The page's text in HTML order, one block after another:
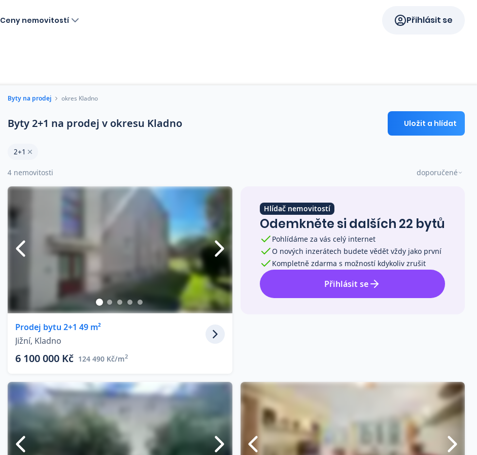
Ceny nemovitostí Přihlásit se
Byty na prodej okres Kladno
Byty 2+1 na prodej v okresu Kladno Uložit a hlídat
2+1
4 nemovitosti doporučené
Prodej bytu 2+1 49 m²
Jižní, Kladno
6 100 000 Kč 124 490 Kč/m2
Hlídač nemovitostí
Odemkněte si dalších 22 bytů
Pohlídáme za vás celý internet
O nových inzerátech budete vědět vždy jako první
Kompletně zdarma s možností kdykoliv zrušit
Přihlásit se